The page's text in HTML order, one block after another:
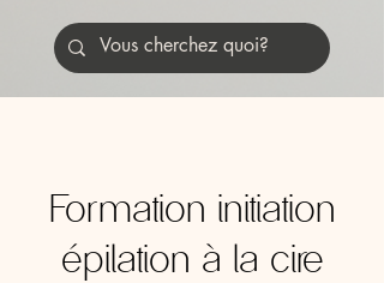
Formation initiation
épilation à la cire